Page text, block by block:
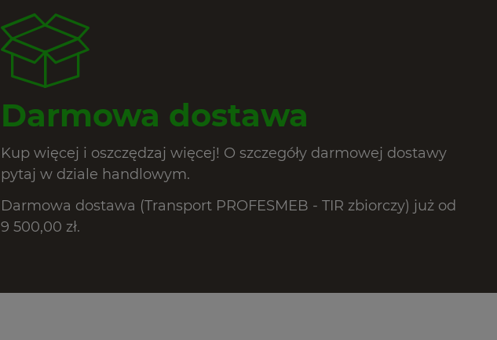
Darmowa dostawa
Kup więcej i oszczędzaj więcej! O szczegóły darmowej dostawy
pytaj w dziale handlowym.
Darmowa dostawa (Transport PROFESMEB - TIR zbiorczy) już od
9 500,00 zł.